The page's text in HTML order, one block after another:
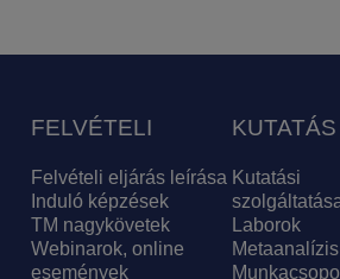
FELVÉTELI
Felvételi eljárás leírása
Induló képzések
TM nagykövetek
Webinarok, online
események
KUTATÁS
Kutatási
Laborok
Metaanalízis